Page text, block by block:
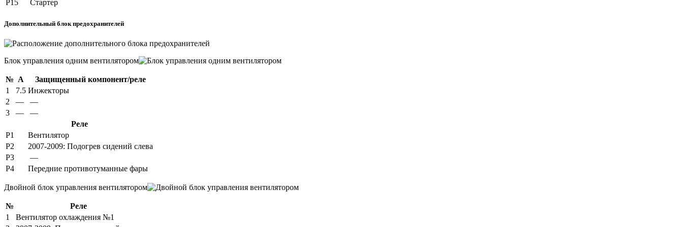
Р15 Стартер
Дополнительный блок предохранителей
Блок управления одним вентилятором
№ А
Защищенный компонент/реле
1
7.5 Инжекторы
2
—
—
3
—
—
Реле
Р1
Вентилятор
Р2
2007-2009: Подогрев сидений слева
Р3
—
Р4
Передние противотуманные фары
Двойной блок управления вентилятором
№
Реле
1
Вентилятор охлаждения №1